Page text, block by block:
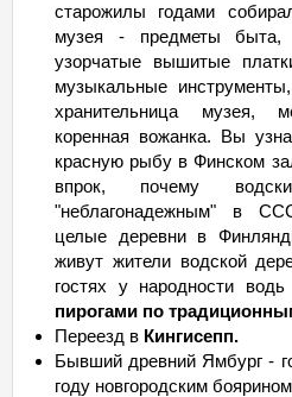
старожилы годами
музея - предметы быта,
узорчатые вышитые
музыкальные
хранительница музея,
коренная вожанка. Вы
красную рыбу в Финском
впрок, почему
"неблагонадежным" в
целые деревни в
живут жители водской
гостях у народности
пирогами по
Переезд в Кингисепп.
Бывший древний Ямбург -
году новгородским